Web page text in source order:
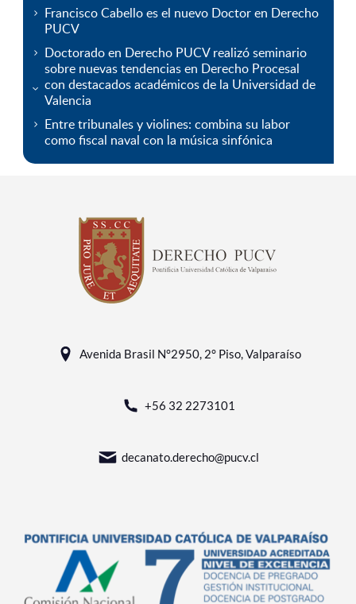
Francisco Cabello es el nuevo Doctor en Derecho
PUCV
Doctorado en Derecho PUCV realizó seminario
sobre nuevas tendencias en Derecho Procesal
con destacados académicos de la Universidad de
Valencia
Entre tribunales y violines: combina su labor
como fiscal naval con la música sinfónica
Avenida Brasil N°2950, 2° Piso, Valparaíso
+56 32 2273101
decanato.derecho@pucv.cl